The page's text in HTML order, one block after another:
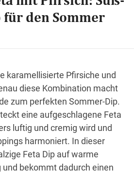
den Sommer
karamellisierte Pfirsiche und
diese Kombination macht
zum perfekten Sommer-Dip.
eine aufgeschlagene Feta
luftig und cremig wird und
harmoniert. In dieser
Feta Dip auf warme
und bekommt dadurch einen